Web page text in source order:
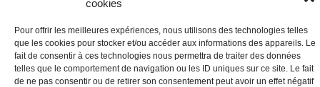
cookies
Pour offrir les meilleures expériences, nous utilisons des technologies telles
que les cookies pour stocker et/ou accéder aux informations des appareils. Le
fait de consentir à ces technologies nous permettra de traiter des données
telles que le comportement de navigation ou les ID uniques sur ce site. Le fait
de ne pas consentir ou de retirer son consentement peut avoir un effet négatif